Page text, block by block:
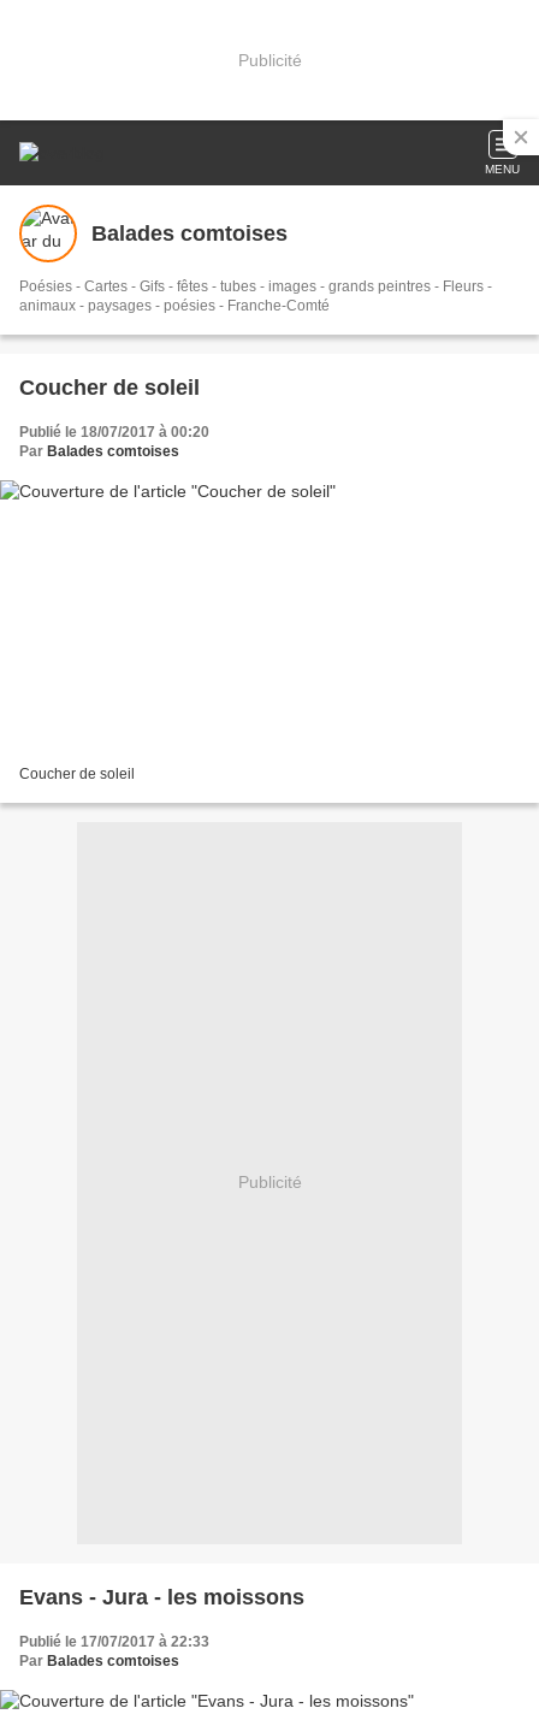
Publicité
MENU
Balades comtoises
Poésies - Cartes - Gifs - fêtes - tubes - images - grands peintres - Fleurs -
animaux - paysages - poésies - Franche-Comté
Coucher de soleil
Publié le 18/07/2017 à 00:20
Par Balades comtoises
Coucher de soleil
Publicité
Evans - Jura - les moissons
Publié le 17/07/2017 à 22:33
Par Balades comtoises